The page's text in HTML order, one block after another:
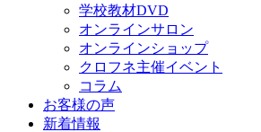
学校教材DVD
オンラインサロン
オンラインショップ
クロフネ主催イベント
コラム
お客様の声
新着情報